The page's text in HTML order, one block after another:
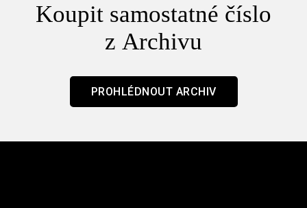
Koupit samostatné číslo
z Archivu
PROHLÉDNOUT ARCHIV